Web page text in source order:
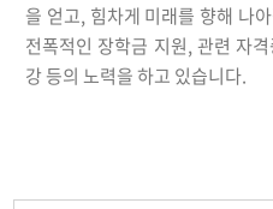
을 얻고, 힘차게 미래를 향해 나
전폭적인 장학금 지원, 관련 자
강 등의 노력을 하고 있습니다.